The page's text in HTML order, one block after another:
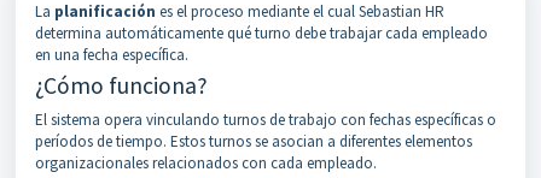
La planificación es el proceso mediante el cual Sebastian HR
determina automáticamente qué turno debe trabajar cada empleado
en una fecha específica.
¿Cómo funciona?
El sistema opera vinculando turnos de trabajo con fechas específicas o
períodos de tiempo. Estos turnos se asocian a diferentes elementos
organizacionales relacionados con cada empleado.